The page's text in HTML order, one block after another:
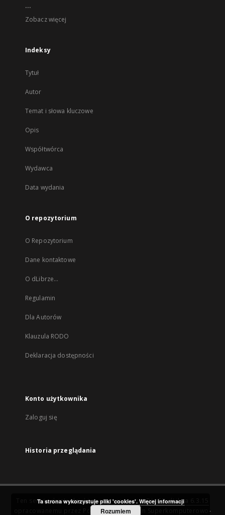
...
Zobacz więcej
Indeksy
Tytuł
Autor
Temat i słowa kluczowe
Opis
Współtwórca
Wydawca
Data wydania
O repozytorium
O Repozytorium
Dane kontaktowe
O dLibrze...
Regulamin
Dla Autorów
Klauzula RODO
Deklaracja dostępności
Konto użytkownika
Zaloguj się
Historia przeglądania
Ten serwis działa dzięki oprogramowaniuDInGO dLibra 6.3.15
Poznańskie Centrum Superkomputerowo-
Ta strona wykorzystuje pliki 'cookies'. Więcej informacji
Rozumiem